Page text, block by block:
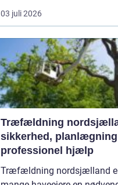
03 juli 2026
Træfældning
sikkerhed,
professionel hjælp
Træfældning nordsjælland